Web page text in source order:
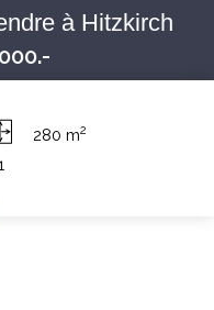
à Hitzkirch
280 m2